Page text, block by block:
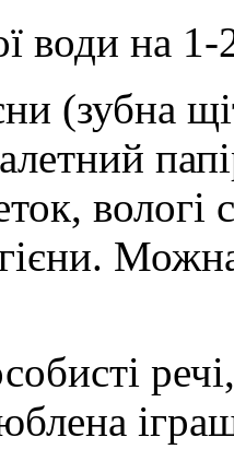
води на 1-
(зубна